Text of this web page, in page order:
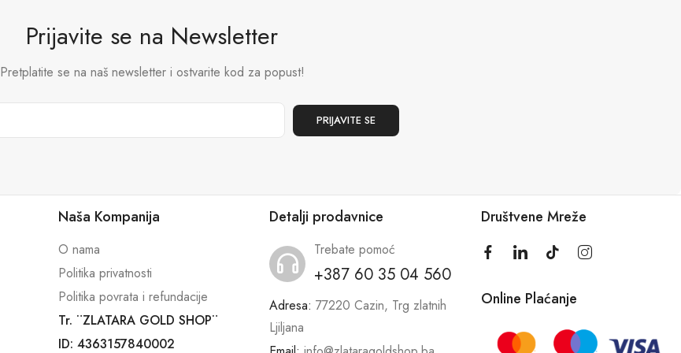
Prijavite se na Newsletter
Pretplatite se na naš newsletter i ostvarite kod za popust!
Naša Kompanija
O nama
Politika privatnosti
Politika povrata i refundacije
Tr. ¨ZLATARA GOLD SHOP¨
ID: 4363157840002
Detalji prodavnice
Trebate pomoć
+387 60 35 04 560
Adresa: 77220 Cazin, Trg zlatnih
Ljiljana
Društvene Mreže
Online Plaćanje